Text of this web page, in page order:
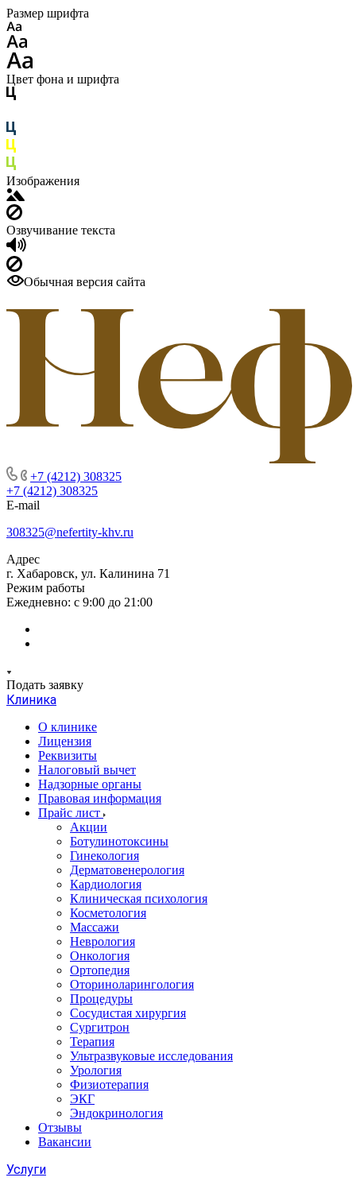
Размер шрифта
Цвет фона и шрифта
Изображения
Озвучивание текста
Обычная версия сайта
+7 (4212) 308325
+7 (4212) 308325
E-mail
308325@nefertity-khv.ru
Адрес
г. Хабаровск, ул. Калинина 71
Режим работы
Ежедневно: с 9:00 до 21:00
Подать заявку
Клиника
О клинике
Лицензия
Реквизиты
Налоговый вычет
Надзорные органы
Правовая информация
Прайс лист
Акции
Ботулинотоксины
Гинекология
Дерматовенерология
Кардиология
Клиническая психология
Косметология
Массажи
Неврология
Онкология
Ортопедия
Оториноларингология
Процедуры
Сосудистая хирургия
Сургитрон
Терапия
Ультразвуковые исследования
Урология
Физиотерапия
ЭКГ
Эндокринология
Отзывы
Вакансии
Услуги